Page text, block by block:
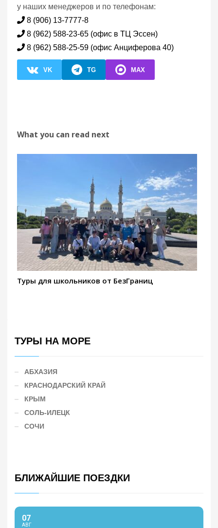
у наших менеджеров и по телефонам:
8 (906) 13-7777-8
8 (962) 588-23-65 (офис в ТЦ Эссен)
8 (962) 588-25-59 (офис Анциферова 40)
VK TG MAX
What you can read next
Туры для школьников от БезГраниц
ТУРЫ НА МОРЕ
АБХАЗИЯ
КРАСНОДАРСКИЙ КРАЙ
КРЫМ
СОЛЬ-ИЛЕЦК
СОЧИ
БЛИЖАЙШИЕ ПОЕЗДКИ
07
АВГ